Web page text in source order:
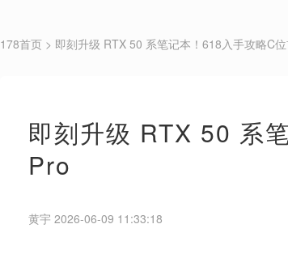
178首页 > 即刻升级 RTX 50 系笔记本！618入手攻略C
即刻升级 RTX 50 系
Pro
黄宇 2026-06-09 11:33:18